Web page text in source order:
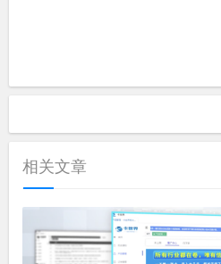
相关文章